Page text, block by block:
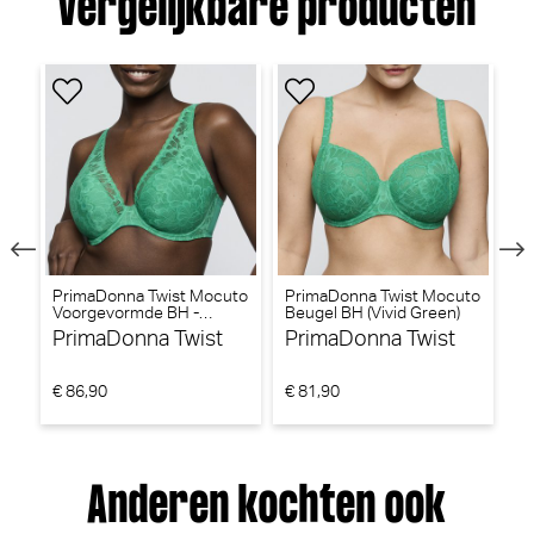
PrimaDonna Twist Giganni
String (Leopard Bloom)
PrimaDonna Twist
€ 40,90
PrimaDonna Montara Bralette
- Niet-voorgevormd (Zwart)
PrimaDonna
€ 69,90
PrimaDonna Twist Mocuto
Voorgevormde BH -
Triangel BH (Vivid Green)
PrimaDonna Twist
€ 86,90
PrimaDonna Twist Mocuto
Beugel BH (Vivid Green)
PrimaDonna Twist
€ 81,90
Anderen kochten ook